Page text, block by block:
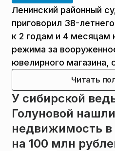
Ленинский районный
приговорил 38-
к 2 годам и 4 месяцам
режима за
ювелирного
Читать
У сибирской
Голуновой нашли
недвижимость
на 100 млн